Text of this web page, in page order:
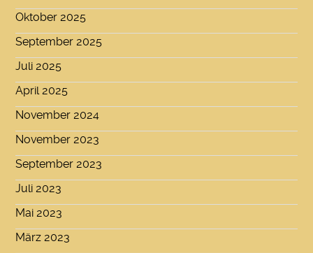
Oktober 2025
September 2025
Juli 2025
April 2025
November 2024
November 2023
September 2023
Juli 2023
Mai 2023
März 2023